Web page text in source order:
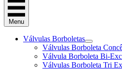
Menu
Válvulas Borboletas
Válvulas Borboleta
Válvula Borboleta Bi-
Válvulas Borboleta Tri